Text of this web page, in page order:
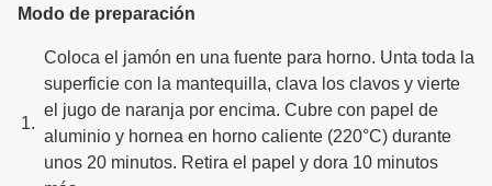
Modo de preparación
Coloca el jamón en una fuente para horno. Unta toda la
superficie con la mantequilla, clava los clavos y vierte
el jugo de naranja por encima. Cubre con papel de
aluminio y hornea en horno caliente (220°C) durante
unos 20 minutos. Retira el papel y dora 10 minutos